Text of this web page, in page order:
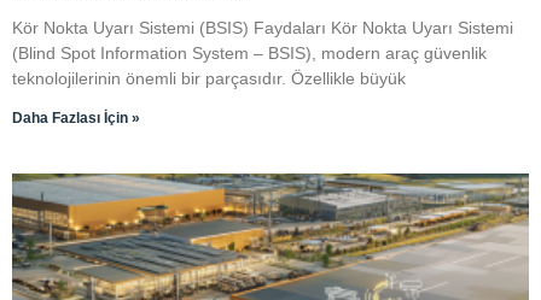
Kör Nokta Uyarı Sistemi (BSIS) Faydaları Kör Nokta Uyarı Sistemi
(Blind Spot Information System – BSIS), modern araç güvenlik
teknolojilerinin önemli bir parçasıdır. Özellikle büyük
Daha Fazlası İçin »